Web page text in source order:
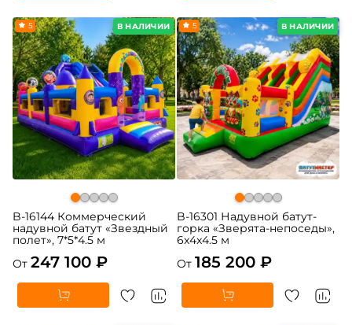
В НАЛИЧИИ
5
B-16144 Коммерческий
надувной батут «Звездный
полет», 7*5*4.5 м
От 247 100 ₽
В НАЛИЧИИ
5
B-16301 Надувной батут-
горка «Зверята-непоседы»,
6x4x4.5 м
От 185 200 ₽